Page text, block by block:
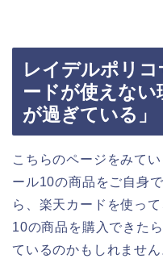
レイデルポリ
ードが使えない
が過ぎている」
こちらのページをみて
ール10の商品をご自身
ら、楽天カードを使っ
10の商品を購入できた
ているのかもしれません